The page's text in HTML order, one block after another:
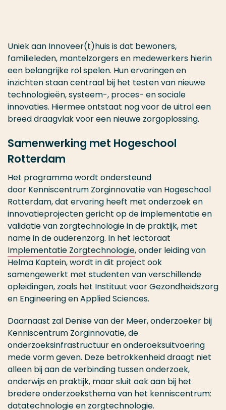
Uniek aan Innoveer(t)huis is dat bewoners,
familieleden, mantelzorgers en medewerkers hierin
een belangrijke rol spelen. Hun ervaringen en
inzichten staan centraal bij het testen van nieuwe
technologieën, systeem-, proces- en sociale
innovaties. Hiermee ontstaat nog voor de uitrol een
breed draagvlak voor een nieuwe zorgoplossing.
Samenwerking met Hogeschool
Rotterdam
Het programma wordt ondersteund
door Kenniscentrum Zorginnovatie van Hogeschool
Rotterdam, dat ervaring heeft met onderzoek en
innovatieprojecten gericht op de implementatie en
validatie van zorgtechnologie in de praktijk, met
name in de ouderenzorg. In het lectoraat
Implementatie Zorgtechnologie, onder leiding van
Helma Kaptein, wordt in dit project ook
samengewerkt met studenten van verschillende
opleidingen, zoals het Instituut voor Gezondheidszorg
en Engineering en Applied Sciences.
Daarnaast zal Denise van der Meer, onderzoeker bij
Kenniscentrum Zorginnovatie, de
onderzoeksinfrastructuur en onderoeksuitvoering
mede vorm geven. Deze betrokkenheid draagt niet
alleen bij aan de verbinding tussen onderzoek,
onderwijs en praktijk, maar sluit ook aan bij het
bredere onderzoeksthema van het kenniscentrum:
datatechnologie en zorgtechnologie.